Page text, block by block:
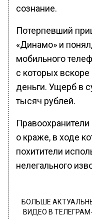
сознание.
Потерпевший
«Динамо» и
мобильного
с которых
деньги. Ущерб в
тысяч рублей.
о краже, в ходе
похитители
нелегального
БОЛЬШЕ
ВИДЕО В